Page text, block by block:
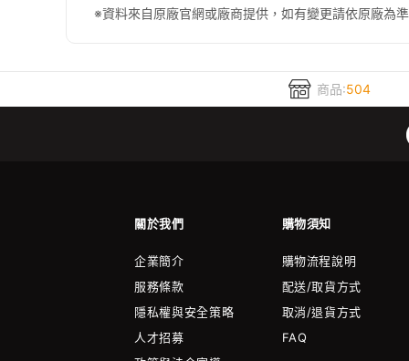
※資料來自原廠官網或廠商提供，如有變更請依原廠為
商品:504
關於我們 購物須知
企業簡介
服務條款
隱私權與安全策略
人才招募
購物流程說明
配送/取貨方式
取消/退貨方式
FAQ